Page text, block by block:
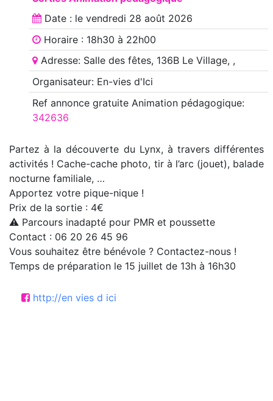
Date : le vendredi 28 août 2026
Horaire : 18h30 à 22h00
Adresse: Salle des fêtes, 136B Le Village, ,
Organisateur: En-vies d'Ici
Ref annoncegratuite Animation pédagogique:
342636
Partez à la découverte du Lynx, à travers différentes
activités ! Cache-cache photo, tir à l’arc (jouet), balade
nocturne familiale, …
Apportez votre pique-nique !
Prix de la sortie : 4€
⚠️ Parcours inadapté pour PMR et poussette
Contact : 06 20 26 45 96
Vous souhaitez être bénévole ? Contactez-nous !
Temps de préparation le 15 juillet de 13h à 16h30
http://en vies d ici